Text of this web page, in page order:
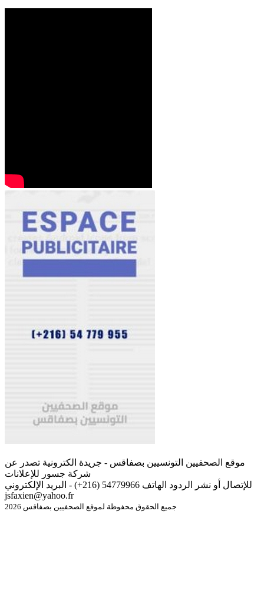
موقع الصحفيين التونسيين بصفاقس - جريدة الكترونية تصدر عن
شركة جسور للإعلانات
للإتصال أو نشر الردود الهاتف 54779966 (216+) - البريد الإلكتروني
jsfaxien@yahoo.fr
جميع الحقوق محفوظة لموقع الصحفيين بصفاقس 2026